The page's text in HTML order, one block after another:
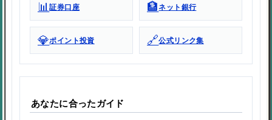
📊証券口座 🏦ネット銀行
💎ポイント投資 🔗公式リンク集
あなたに合ったガイド